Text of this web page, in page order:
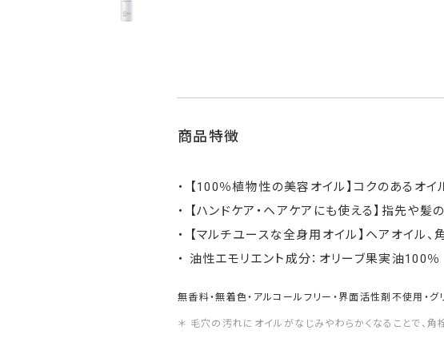
商品特徴
【100％植物性の美容オイル】コクのあるオ
【ハンドケア・ヘアケアにも使える】指先や
【マルチユースな全身用オイル】ヘアオイル
油性エモリエント成分：オリーブ果実油100％
無香料・無着色・アルコールフリー・界面活性剤不使用・グ
＊ 毛穴の汚れにオイルがなじみやわらかくなることで、角